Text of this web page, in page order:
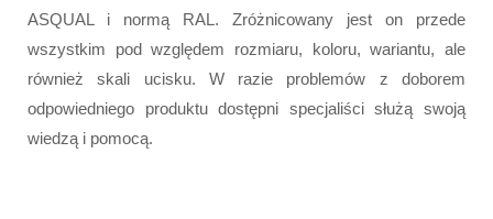
ASQUAL i normą RAL. Zróżnicowany jest on przede
wszystkim pod względem rozmiaru, koloru, wariantu, ale
również skali ucisku. W razie problemów z doborem
odpowiedniego produktu dostępni specjaliści służą swoją
wiedzą i pomocą.